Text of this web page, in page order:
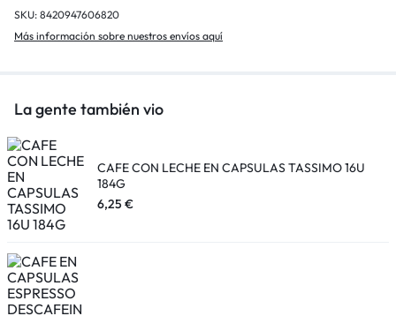
SKU: 8420947606820
Más información sobre nuestros envíos aquí
La gente también vio
CAFE CON LECHE EN CAPSULAS TASSIMO 16U
184G
6,25 €